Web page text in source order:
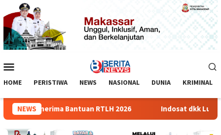
Loncat
ke
konten
Mobile
HOME PERISTIWA NEWS NASIONAL DUNIA KRIMINAL
NEWS
Penerima Bantuan RTLH 2026 Indosat dkk Luncurkan